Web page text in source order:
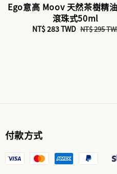
Ego意高 Moov 天然茶樹精
滾珠式50ml
Sale
NT$ 283 TWD Regular
NT$ 295
付款方式